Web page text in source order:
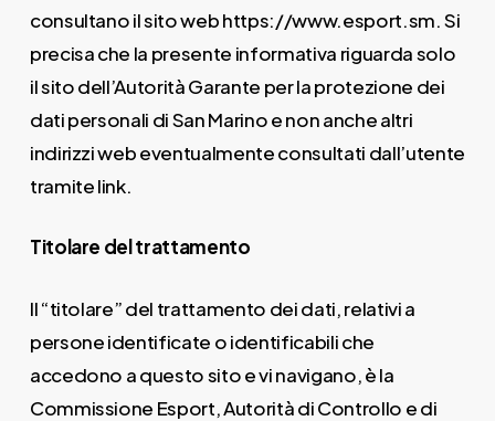
consultano il sito web https://www.esport.sm. Si
precisa che la presente informativa riguarda solo
il sito dell’Autorità Garante per la protezione dei
dati personali di San Marino e non anche altri
indirizzi web eventualmente consultati dall’utente
tramite link.
Titolare del trattamento
Il “titolare” del trattamento dei dati, relativi a
persone identificate o identificabili che
accedono a questo sito e vi navigano, è la
Commissione Esport, Autorità di Controllo e di